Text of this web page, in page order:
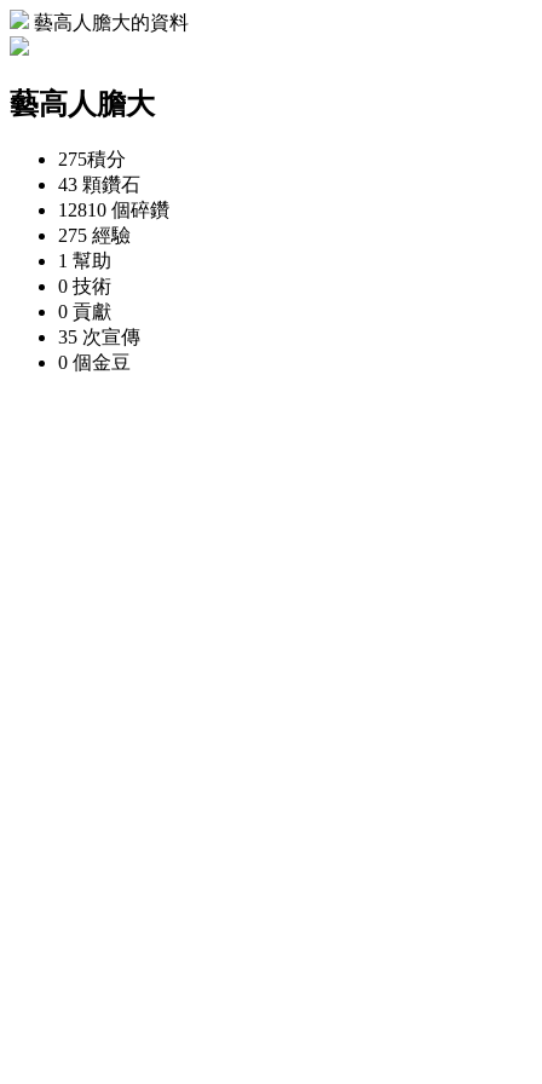
藝高人膽大的資料
藝高人膽大
275積分
43 顆鑽石
12810 個碎鑽
275 經驗
1 幫助
0 技術
0 貢獻
35 次宣傳
0 個金豆